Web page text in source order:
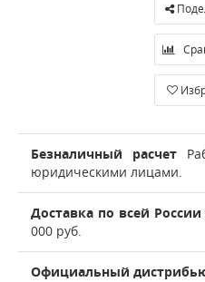
Безналичный расчет
юридическими лицами.
Доставка по всей России
000 руб.
Официальный